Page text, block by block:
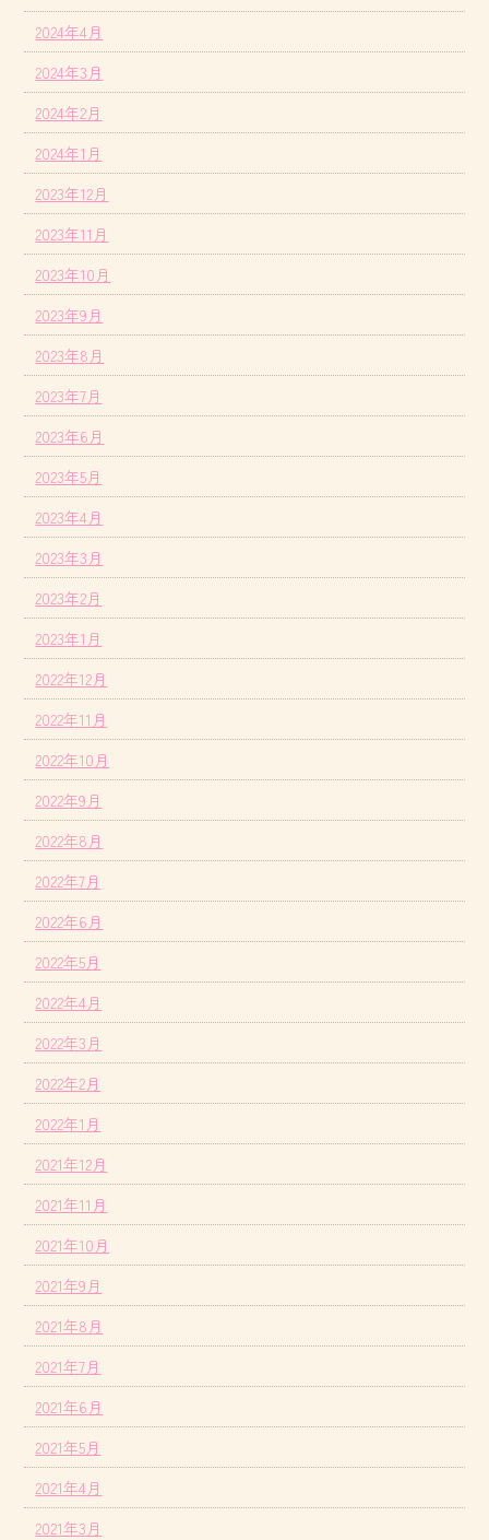
2024年4月
2024年3月
2024年2月
2024年1月
2023年12月
2023年11月
2023年10月
2023年9月
2023年8月
2023年7月
2023年6月
2023年5月
2023年4月
2023年3月
2023年2月
2023年1月
2022年12月
2022年11月
2022年10月
2022年9月
2022年8月
2022年7月
2022年6月
2022年5月
2022年4月
2022年3月
2022年2月
2022年1月
2021年12月
2021年11月
2021年10月
2021年9月
2021年8月
2021年7月
2021年6月
2021年5月
2021年4月
2021年3月